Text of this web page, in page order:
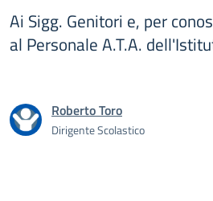
Ai Sigg. Genitori e, per
al Personale A.T.A.
Roberto Toro
Dirigente Scolastico